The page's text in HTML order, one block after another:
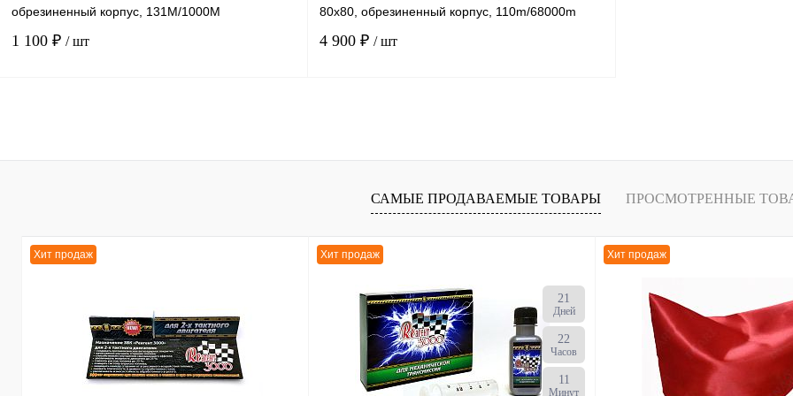
обрезиненный корпус, 131М/1000М
1 100 ₽ / шт
К сравнению
80х80, обрезиненный корпус, 110m/68000m
4 900 ₽ / шт
К сравнению
САМЫЕ ПРОДАВАЕМЫЕ ТОВАРЫ ПРОСМОТРЕННЫЕ
Хит продаж Хит продаж
21
Дней
22
Часов
11
Минут
Хит продаж